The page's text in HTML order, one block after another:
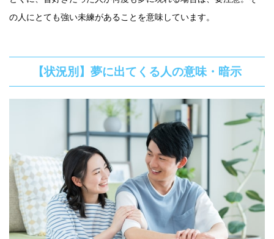
の人にとても強い未練があることを意味しています。
【状況別】夢に出てくる人の意味・暗示